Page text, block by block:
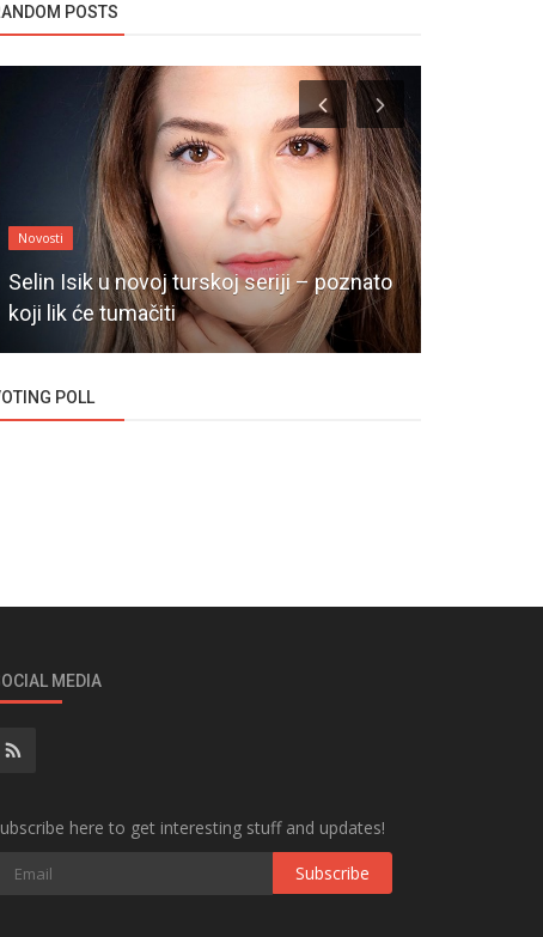
POSTS
Novosti
Selin Isik u novoj turskoj seriji – poznato
koji lik će tumačiti
POLL
MEDIA
here to get interesting stuff and updates!
Subscribe